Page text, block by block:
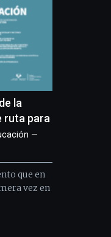
la
ruta para
—
que en
vez en